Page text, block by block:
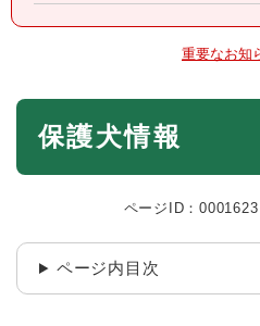
重要なお知
本
保護犬情報
ページID：0001623
ページ内目次